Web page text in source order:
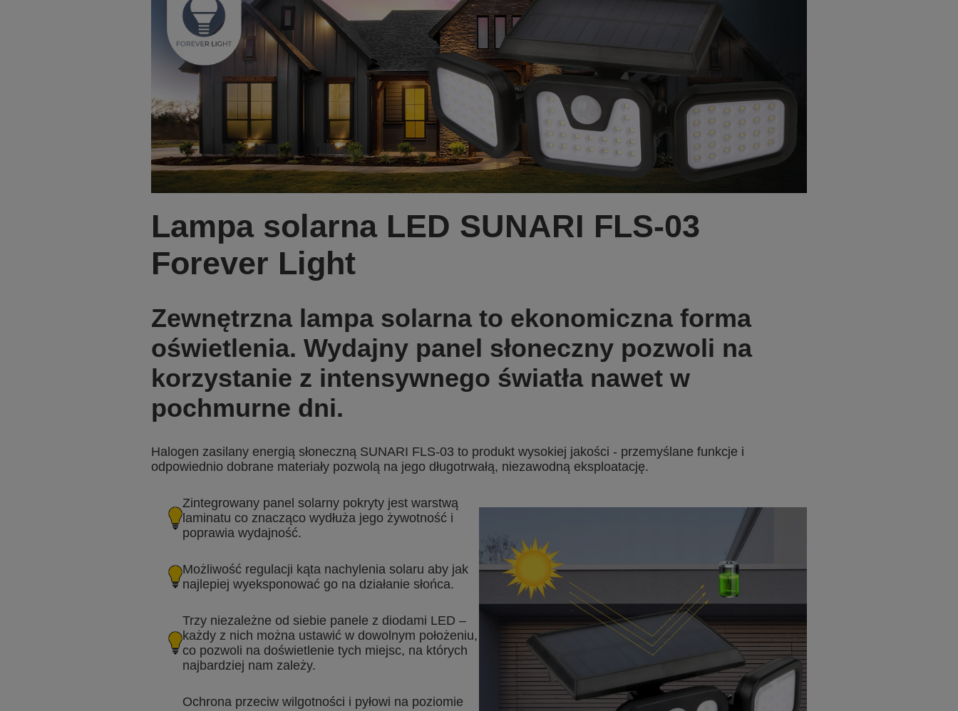
Lampa solarna LED SUNARI FLS-03
Forever Light
Zewnętrzna lampa solarna to ekonomiczna forma
oświetlenia. Wydajny panel słoneczny pozwoli na
korzystanie z intensywnego światła nawet w
pochmurne dni.
Halogen zasilany energią słoneczną SUNARI FLS-03 to produkt wysokiej jakości - przemyślane funkcje i
odpowiednio dobrane materiały pozwolą na jego długotrwałą, niezawodną eksploatację.
Zintegrowany panel solarny pokryty jest warstwą
laminatu co znacząco wydłuża jego żywotność i
poprawia wydajność.
Możliwość regulacji kąta nachylenia solaru aby jak
najlepiej wyeksponować go na działanie słońca.
Trzy niezależne od siebie panele z diodami LED –
każdy z nich można ustawić w dowolnym położeniu,
co pozwoli na doświetlenie tych miejsc, na których
najbardziej nam zależy.
Ochrona przeciw wilgotności i pyłowi na poziomie